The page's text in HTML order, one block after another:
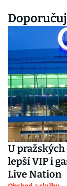
U
lepší VIP i
Live Nation